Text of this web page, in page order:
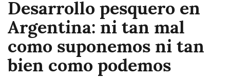
Desarrollo pesquero en
Argentina: ni tan mal
como suponemos ni tan
bien como podemos